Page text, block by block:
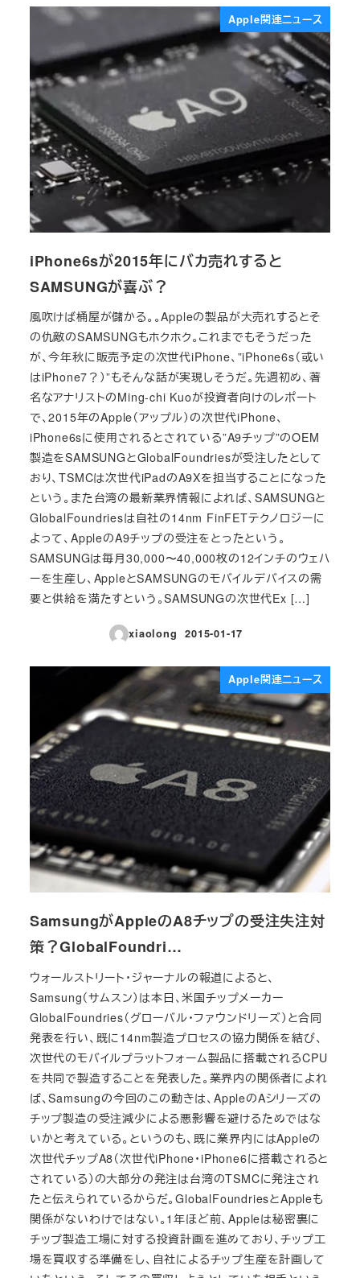
Apple関連ニュース
iPhone6sが2015年にバカ売れすると
SAMSUNGが喜ぶ？
風吹けば桶屋が儲かる。。Appleの製品が大売れするとそ
の仇敵のSAMSUNGもホクホク。これまでもそうだった
が、今年秋に販売予定の次世代iPhone、”iPhone6s（或い
はiPhone7？）”もそんな話が実現しそうだ。先週初め、著
名なアナリストのMing-chi Kuoが投資者向けのレポート
で、2015年のApple（アップル）の次世代iPhone、
iPhone6sに使用されるとされている”A9チップ”のOEM
製造をSAMSUNGとGlobalFoundriesが受注したとして
おり、TSMCは次世代iPadのA9Xを担当することになった
という。また台湾の最新業界情報によれば、SAMSUNGと
GlobalFoundriesは自社の14nm FinFETテクノロジーに
よって、AppleのA9チップの受注をとったという。
SAMSUNGは毎月30,000〜40,000枚の12インチのウェハ
ーを生産し、AppleとSAMSUNGのモバイルデバイスの需
要と供給を満たすという。SAMSUNGの次世代Ex […]
xiaolong
投稿日
2015-01-17
Apple関連ニュース
SamsungがAppleのA8チップの受注失注対
策？GlobalFoundri…
ウォールストリート・ジャーナルの報道によると、
Samsung（サムスン）は本日、米国チップメーカー
GlobalFoundries（グローバル・ファウンドリーズ）と合同
発表を行い、既に14nm製造プロセスの協力関係を結び、
次世代のモバイルプラットフォーム製品に搭載されるCPU
を共同で製造することを発表した。業界内の関係者によれ
ば、Samsungの今回のこの動きは、AppleのAシリーズの
チップ製造の受注減少による悪影響を避けるためではな
いかと考えている。というのも、既に業界内にはAppleの
次世代チップA8（次世代iPhone・iPhone6に搭載されると
されている）の大部分の発注は台湾のTSMCに発注され
たと伝えられているからだ。GlobalFoundriesとAppleも
関係がないわけではない。1年ほど前、Appleは秘密裏に
チップ製造工場に対する投資計画を進めており、チップ工
場を買収する準備をし、自社によるチップ生産を計画して